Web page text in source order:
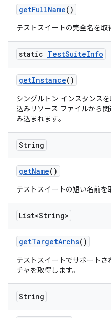
getFullName()
テストスイートの完全名を取
static TestSuiteInfo
getInstance()
シングルトン インスタンス
込みリソース ファイルから
み込まれます。
String
getName()
テストスイートの短い名前を
List<String>
getTargetArchs()
テストスイートでサポート
チャを取得します。
String